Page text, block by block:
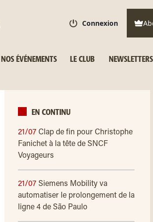
Connexion
NOS ÉVÉNEMENTS LE CLUB NEWSLETTERS
EN CONTINU
21/07 Clap de fin pour Christophe
Fanichet à la tête de SNCF
Voyageurs
21/07 Siemens Mobility va
automatiser le prolongement de la
ligne 4 de São Paulo